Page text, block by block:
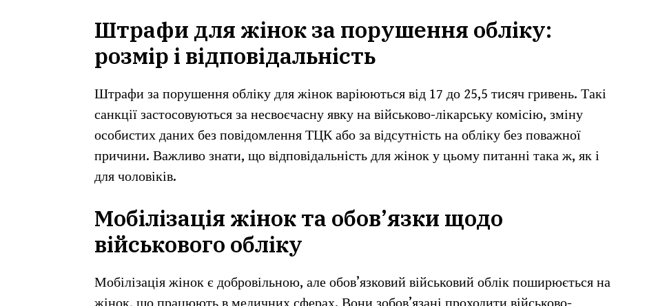
Штрафи для жінок за порушення обліку:
розмір і відповідальність
Штрафи за порушення обліку для жінок варіюються від 17 до 25,5 тисяч гривень. Такі
санкції застосовуються за несвоєчасну явку на військово-лікарську комісію, зміну
особистих даних без повідомлення ТЦК або за відсутність на обліку без поважної
причини. Важливо знати, що відповідальність для жінок у цьому питанні така ж, як і
для чоловіків.
Мобілізація жінок та обов’язки щодо
військового обліку
Мобілізація жінок є добровільною, але обов’язковий військовий облік поширюється на